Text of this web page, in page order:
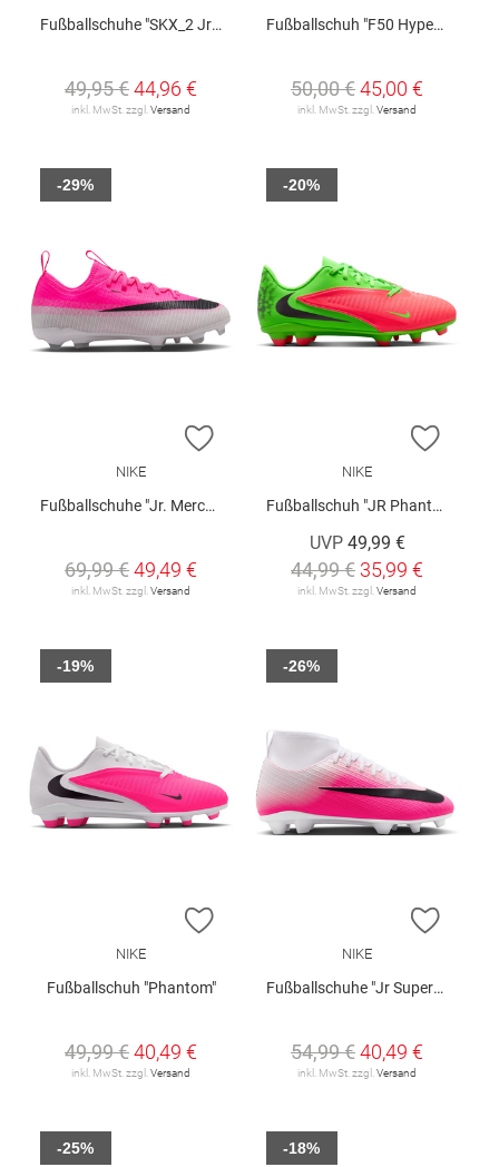
Fußballschuhe "SKX_2 Jr Youth MG"
49,95 €44,96 €
inkl. MwSt. zzgl. Versand
Fußballschuh "F50 Hyperfast Club FG/MG J"
50,00 €45,00 €
inkl. MwSt. zzgl. Versand
ZUR WUNSCHLISTE HINZUFÜGEN
NIKE
Fußballschuhe "Jr. Mercurial Vapor 17 Academy"
69,99 €49,49 €
inkl. MwSt. zzgl.Versand
-29%
ZUR
NIKE
Fußballschuh "JR Phantom 6 Low Club"
UVP 49,99 €
44,99 € 35,99 €
inkl. MwSt. zzgl.Versand
-20%
ZUR WUNSCHLISTE HINZUFÜGEN
NIKE
Fußballschuh "Phantom"
49,99 €40,49 €
inkl. MwSt. zzgl.Versand
-19%
ZUR
NIKE
Fußballschuhe "Jr Superfly 11 Club"
54,99 €40,49 €
inkl. MwSt. zzgl.Versand
-26%
-25% -18%